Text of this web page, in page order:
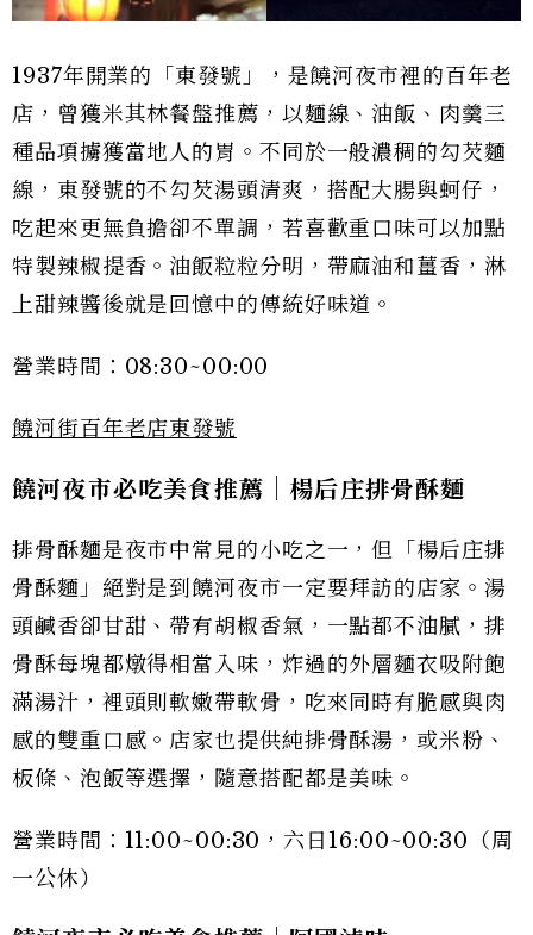
1937年開業的「東發號」，是饒河夜市裡的百年老
店，曾獲米其林餐盤推薦，以麵線、油飯、肉羹三
種品項擄獲當地人的胃。不同於一般濃稠的勾芡麵
線，東發號的不勾芡湯頭清爽，搭配大腸與蚵仔，
吃起來更無負擔卻不單調，若喜歡重口味可以加點
特製辣椒提香。油飯粒粒分明，帶麻油和薑香，淋
上甜辣醬後就是回憶中的傳統好味道。
營業時間：08:30~00:00
饒河街百年老店東發號
饒河夜市必吃美食推薦｜楊后庄排骨酥麵
排骨酥麵是夜市中常見的小吃之一，但「楊后庄排
骨酥麵」絕對是到饒河夜市一定要拜訪的店家。湯
頭鹹香卻甘甜、帶有胡椒香氣，一點都不油膩，排
骨酥每塊都燉得相當入味，炸過的外層麵衣吸附飽
滿湯汁，裡頭則軟嫩帶軟骨，吃來同時有脆感與肉
感的雙重口感。店家也提供純排骨酥湯，或米粉、
板條、泡飯等選擇，隨意搭配都是美味。
營業時間：11:00~00:30，六日16:00~00:30（周
一公休）